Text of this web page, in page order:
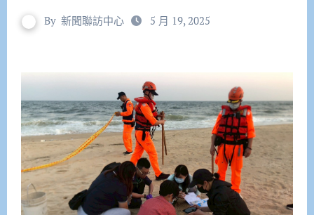
By 新聞聯訪中心 5 月 19, 2025